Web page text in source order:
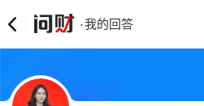
·我的回答